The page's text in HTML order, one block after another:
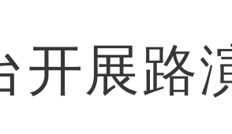
开展路